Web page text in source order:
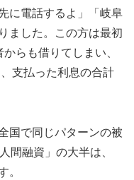
に電話するよ」「岐阜
ました。この方は最初
らも借りてしまい、
支払った利息の合計
国で同じパターンの被
間融資」の大半は、
。